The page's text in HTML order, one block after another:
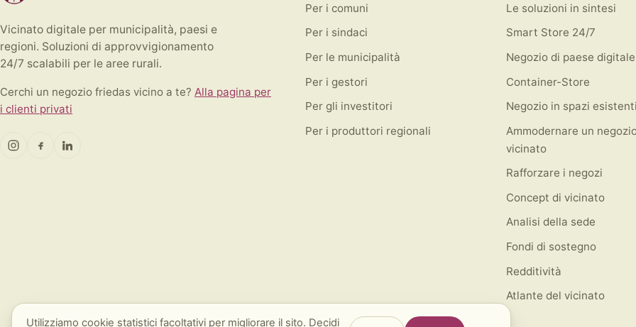
Vicinato digitale per municipalità, paesi e
regioni. Soluzioni di approvvigionamento
24/7 scalabili per le aree rurali.
Cerchi un negozio friedas vicino a te? Alla pagina per
i clienti privati
Per i comuni
Per i sindaci
Per le municipalità
Per i gestori
Per gli investitori
Per i produttori regionali
Le soluzioni in sintesi
Smart Store 24/7
Negozio di paese digitale
Container-Store
Negozio in spazi
Ammodernare un
vicinato
Rafforzare i negozi
Concept di vicinato
Analisi della sede
Fondi di sostegno
Redditività
Atlante del vicinato
Utilizziamo cookie statistici facoltativi per migliorare il sito. Decidi